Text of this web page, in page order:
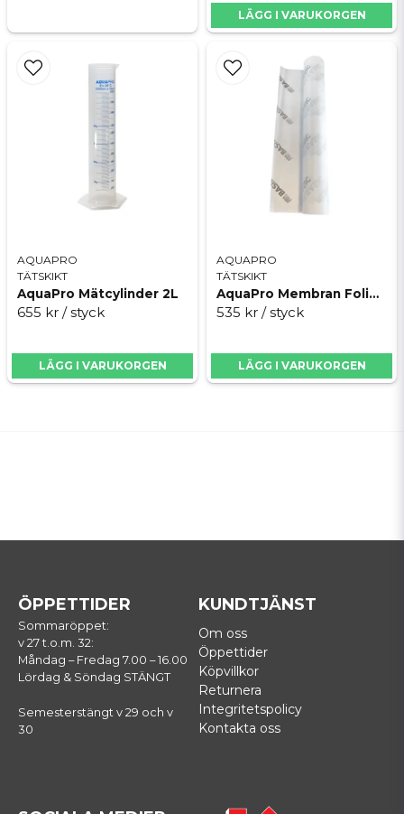
LÄGG I VARUKORGEN
AQUAPRO
TÄTSKIKT
AquaPro Mätcylinder 2L
655 kr / styck
LÄGG I VARUKORGEN
AQUAPRO
TÄTSKIKT
AquaPro Membran Folie 2.0 1x10m
535 kr / styck
LÄGG I VARUKORGEN
ÖPPETTIDER
Sommaröppet:
v 27 t.o.m. 32:
Måndag – Fredag 7.00 – 16.00
Lördag & Söndag STÄNGT
Semesterstängt v 29 och v
30
KUNDTJÄNST
Om oss
Öppettider
Köpvillkor
Returnera
Integritetspolicy
Kontakta oss